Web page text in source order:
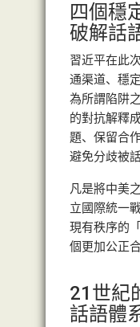
四個穩
破解話
習近平在此
通渠道、穩
為所謂陷阱
的對抗解釋
題、保留合
避免分歧被
凡是將中美
立國際統一
現有秩序的
個更加公正
21世紀
話語體